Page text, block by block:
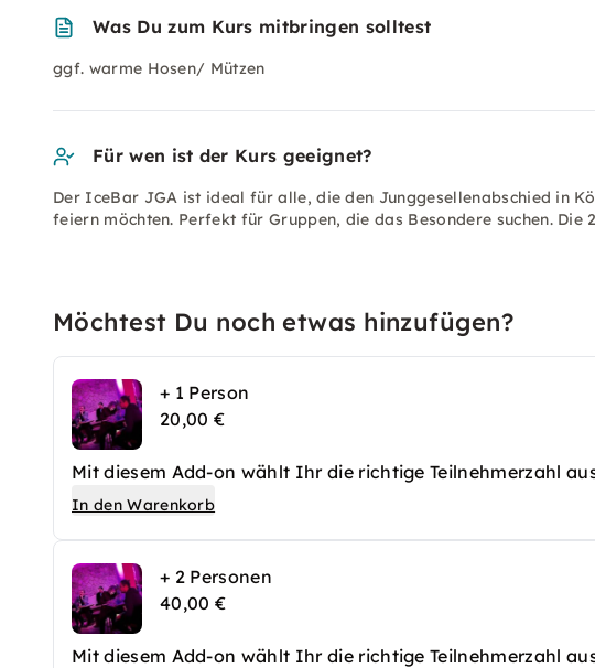
Was Du zum Kurs mitbringen solltest
ggf. warme Hosen/ Mützen
Für wen ist der Kurs geeignet?
Der IceBar JGA ist ideal für alle, die den Junggesellenabschied in
feiern möchten. Perfekt für Gruppen, die das Besondere suchen. Die
Möchtest Du noch etwas hinzufügen?
+ 1 Person
20,00 €
Mit diesem Add-on wählt Ihr die richtige Teilnehmerzahl
In den Warenkorb
+ 2 Personen
40,00 €
Mit diesem Add-on wählt Ihr die richtige Teilnehmerzahl